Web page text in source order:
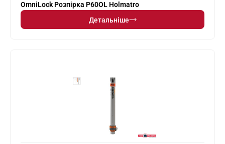
OmniLock Розпірка P60OL Holmatro
Детальніше